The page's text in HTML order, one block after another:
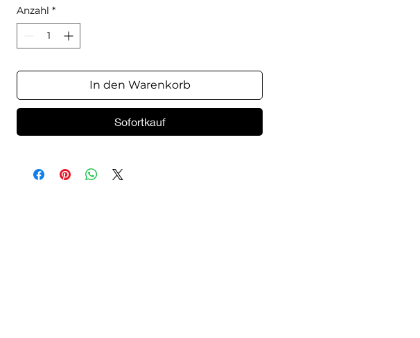
Anzahl *
In den Warenkorb
Sofortkauf